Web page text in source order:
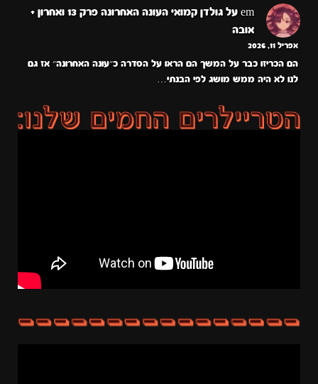
em על
גולדן קמואי העונה האחרונה פרק 13 ואחרון +
אובה
אפריל 11, 2026
הם הכריזו כבר על המשך הם הראו על הסדרה כ״עונה האחרונה״ אז גם
לנו לא היה ממש מושג לפי הבנתי…